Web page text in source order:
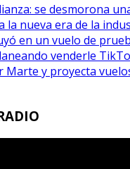
se desmorona
la nueva era de la
en un vuelo de
venderle
y proyecta